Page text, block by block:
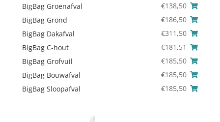
BigBag Groenafval
€138,50
BigBag Grond
€186,50
BigBag Dakafval
€311,50
BigBag C-hout
€181,51
BigBag Grofvuil
€185,50
BigBag Bouwafval
€185,50
BigBag Sloopafval
€185,50